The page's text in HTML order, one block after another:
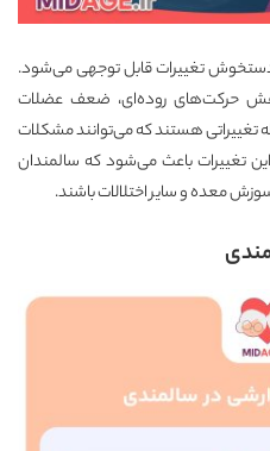
دستخوش تغییرات قابل توجهی می‌شود.
حرکت‌های روده‌ای، ضعف عضلات
هستند که می‌توانند مشکلات
تغییرات باعث می‌شود که سالمندان
معده و سایر اختلالات باشند.